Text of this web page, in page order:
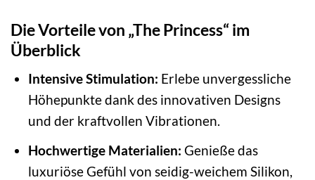
Die Vorteile von „The Princess“ im
Überblick
Intensive Stimulation: Erlebe unvergessliche
Höhepunkte dank des innovativen Designs
und der kraftvollen Vibrationen.
Hochwertige Materialien: Genieße das
luxuriöse Gefühl von seidig-weichem Silikon,